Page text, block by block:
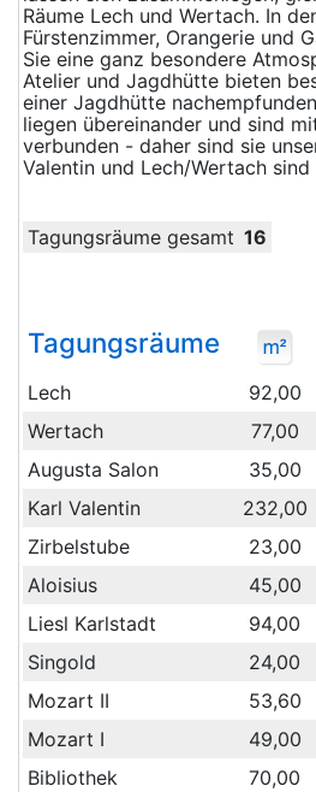
Räume Lech und Wertach. In
Fürstenzimmer, Orangerie und
Sie eine ganz besondere
Atelier und Jagdhütte bieten
einer Jagdhütte
liegen übereinander und sind
verbunden - daher sind sie
Valentin und Lech/Wertach
Tagungsräume gesamt 16
Tagungsräume
Lech 92,00
Wertach
77,00
Augusta Salon
35,00
Karl Valentin
232,00
Zirbelstube
23,00
Aloisius
45,00
Liesl Karlstadt
94,00
Singold
24,00
Mozart II
53,60
Mozart I
49,00
Bibliothek
70,00